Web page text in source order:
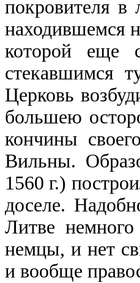
покровителя в
находившемся
которой еще
стекавшимся
Церковь
большею
кончины
Вильны.
1560 г.)
доселе.
Литве
немцы, и нет
и вообще